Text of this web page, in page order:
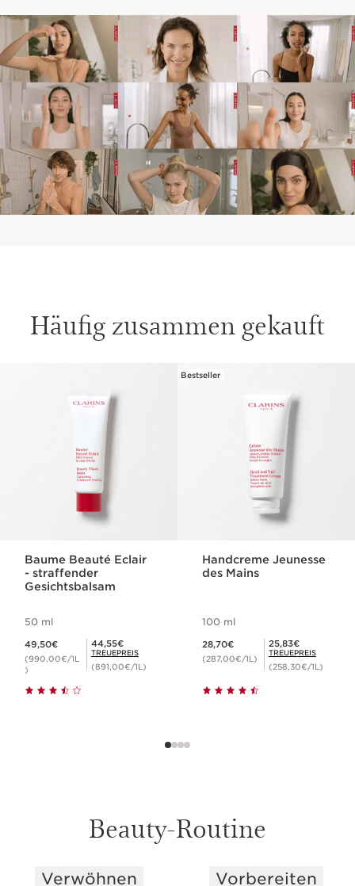
Häufig zusammen gekauft
Baume Beauté Eclair
- straffender
Gesichtsbalsam
50 ml
49,50€
(990,00€/1L
)
Mitgliederpreis 44,55€
44,55€
TREUEPREIS
(891,00€/1L)
Bestseller
Handcreme Jeunesse
des Mains
100 ml
28,70€
(287,00€/1L)
Mitgliederpreis 25,83€
25,83€
TREUEPREIS
(258,30€/1L)
Beauty-Routine
Verwöhnen Vorbereiten